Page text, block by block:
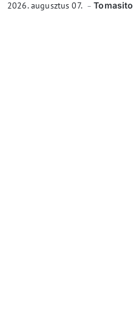
2026. augusztus 07. Tomasito